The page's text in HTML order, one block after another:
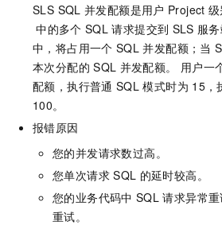
SLS SQL 并发配额是用户 Project
中的多个 SQL 请求提交到 SLS 服
中，将占用一个 SQL 并发配额；当
本次分配的 SQL 并发配额。 用户一
配额，执行普通 SQL 模式时为 15，
100。
报错原因
您的并发请求数过高。
您单次请求 SQL 的延时较高。
您的业务代码中 SQL 请求异常
重试。